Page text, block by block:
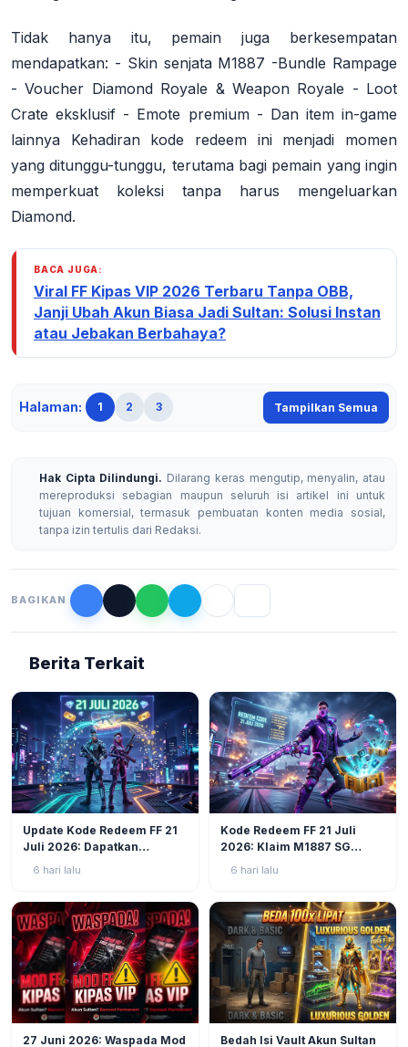
Tidak hanya itu, pemain juga berkesempatan
mendapatkan: - Skin senjata M1887 -Bundle Rampage
- Voucher Diamond Royale & Weapon Royale - Loot
Crate eksklusif - Emote premium - Dan item in-game
lainnya Kehadiran kode redeem ini menjadi momen
yang ditunggu-tunggu, terutama bagi pemain yang ingin
memperkuat koleksi tanpa harus mengeluarkan
Diamond.
BACA JUGA:
Viral FF Kipas VIP 2026 Terbaru Tanpa OBB,
Janji Ubah Akun Biasa Jadi Sultan: Solusi Instan
atau Jebakan Berbahaya?
Halaman: 1 2 3 Tampilkan Semua
Hak Cipta Dilindungi. Dilarang keras mengutip, menyalin, atau
mereproduksi sebagian maupun seluruh isi artikel ini untuk
tujuan komersial, termasuk pembuatan konten media sosial,
tanpa izin tertulis dari Redaksi.
BAGIKAN
Berita Terkait
Update Kode Redeem FF 21
Juli 2026: Dapatkan
Voucher, Diamond, dan Skin
6 hari lalu
Kode Redeem FF 21 Juli
2026: Klaim M1887 SG
Ungu, Diamond, dan Skin
6 hari lalu
27 Juni 2026: Waspada Mod Bedah Isi Vault Akun Sultan